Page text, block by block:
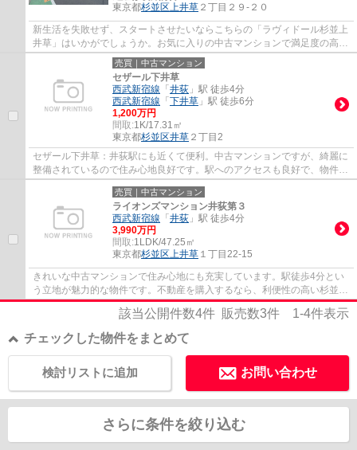
東京都杉並区上井草 ２丁目２９-２０
新生活を失敗せず、スタートさせたいならこちらの「ラヴィドール杉並上
井草」はいかがでしょうか。お気に入りの中古マンションで満足度の高い
生活をしましょう。駅から徒歩8分の物件で...
売買｜中古マンション
セザール下井草
西武新宿線 「 井荻 」駅 徒歩4分
西武新宿線 「 下井草 」駅 徒歩6分
1,200万円
間取:1K/17.31㎡
東京都杉並区井草 ２丁目2
セザール下井草：井荻駅にも近くて便利。中古マンションですが、綺麗に
整備されているので住み心地良好です。駅へのアクセスも良好で、物件か
ら徒歩4分圏内に駅がございます。第二種住...
売買｜中古マンション
ライオンズマンション井荻第３
西武新宿線 「 井荻 」駅 徒歩4分
3,990万円
間取:1LDK/47.25㎡
東京都杉並区上井草 １丁目22-15
きれいな中古マンションで住み心地にも充実しています。駅徒歩4分とい
う立地が魅力的な物件です。不動産を購入するなら、利便性の高い杉並区
の井荻周辺が良いでしょう。当社はお客様の...
該当公開件数4件 販売数3件 1-4件表示
チェックした物件をまとめて
お問い合わせ
検討リストに追加
さらに条件を絞り込む